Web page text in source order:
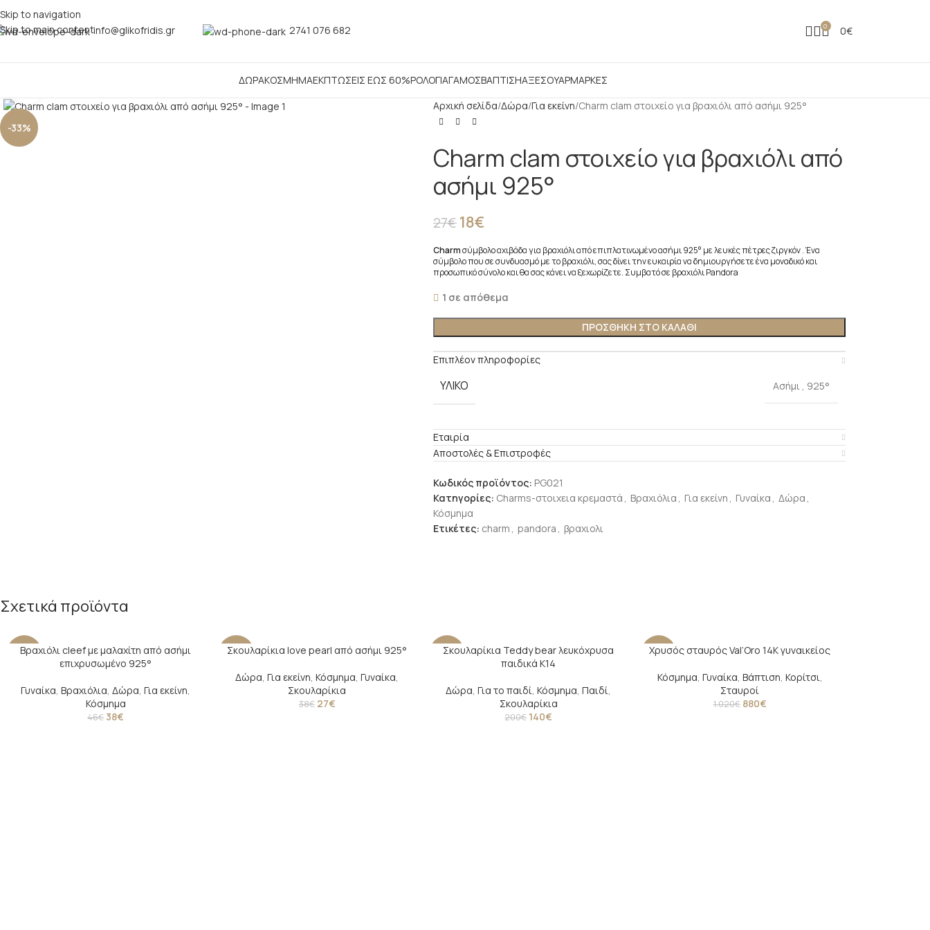
Skip to navigation
Skip to main contentinfo@glikofridis.gr 2741 076 682 0 0€
ΔΩΡΑΚΟΣΜΗΜΑΕΚΠΤΩΣΕΙΣ ΕΩΣ 60%ΡΟΛΟΓΙΑΓΑΜΟΣΒΑΠΤΙΣΗΑΞΕΣΟΥΑΡΜΑΡΚΕΣ
-33%
Αρχική σελίδα Δώρα Για εκείνη Charm clam στοιχείο για βραχιόλι από ασήμι 925°
Charm clam στοιχείο για βραχιόλι από
ασήμι 925°
27€18€
Charmσύμβολο αχιβάδα για βραχιόλι από επιπλατινωμένο ασήμι 925° με λευκές πέτρες ζιργκόν . Ένα
σύμβολο που σε συνδυασμό με το βραχιόλι, σας δίνει την ευκαιρία να δημιουργήσετε ένα μοναδικό και
προσωπικό σύνολο και θα σας κάνει να ξεχωρίζετε. Συμβατό σε βραχιόλι Pandora
1 σε απόθεμα
ΠΡΟΣΘΗΚΗ ΣΤΟ ΚΑΛΑΘΙ
Επιπλέον πληροφορίες
ΥΛΙΚΟ Ασήμι , 925°
Εταιρία
Αποστολές & Επιστροφές
Κωδικός προϊόντος: PG021
Κατηγορίες: Charms-στοιχεια κρεμαστά , Βραχιόλια , Για εκείνη , Γυναίκα , Δώρα ,
Κόσμημα
Ετικέτες: charm , pandora , βραχιολι
Σχετικά προϊόντα
-17%
OUT
Βραχιόλι cleef με μαλαχίτη από ασήμι
επιχρυσωμένο 925°
Γυναίκα,Βραχιόλια,Δώρα,Για εκείνη,
Κόσμημα
46€ 38€
-29%
Σκουλαρίκια love pearl από ασήμι 925°
Δώρα,Για εκείνη,Κόσμημα,Γυναίκα,
Σκουλαρίκια
38€ 27€
-30%
Σκουλαρίκια Teddy bear λευκόχρυσα
παιδικά Κ14
Δώρα,Για το παιδί,Κόσμημα,Παιδί,
Σκουλαρίκια
200€ 140€
-14%
Χρυσός σταυρός Val’Oro 14Κ γυναικείος
Κόσμημα, Γυναίκα, Βάπτιση, Κορίτσι,
Σταυροί
1.020€ 880€